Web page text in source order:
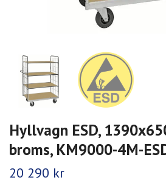
Hyllvagn ESD,
broms, KM9000-4M-
20 290 kr